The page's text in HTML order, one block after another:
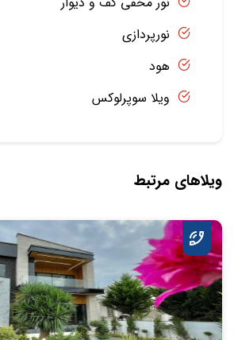
نورپردازی
هود
ویلا سوپرلوکس
ویلاهای مرتبط